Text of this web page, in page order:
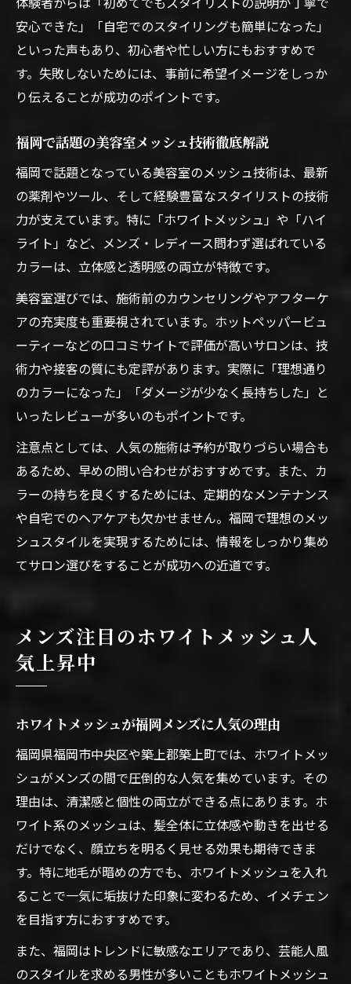
安心できた」「自宅でのスタイリングも簡単になった」
といった声もあり、初心者や忙しい方にもおすすめで
す。失敗しないためには、事前に希望イメージをしっか
り伝えることが成功のポイントです。
福岡で話題の美容室メッシュ技術徹底解説
福岡で話題となっている美容室のメッシュ技術は、最新
の薬剤やツール、そして経験豊富なスタイリストの技術
力が支えています。特に「ホワイトメッシュ」や「ハイ
ライト」など、メンズ・レディース問わず選ばれている
カラーは、立体感と透明感の両立が特徴です。
美容室選びでは、施術前のカウンセリングやアフターケ
アの充実度も重要視されています。ホットペッパービュ
ーティーなどの口コミサイトで評価が高いサロンは、技
術力や接客の質にも定評があります。実際に「理想通り
のカラーになった」「ダメージが少なく長持ちした」と
いったレビューが多いのもポイントです。
注意点としては、人気の施術は予約が取りづらい場合も
あるため、早めの問い合わせがおすすめです。また、カ
ラーの持ちを良くするためには、定期的なメンテナンス
や自宅でのヘアケアも欠かせません。福岡で理想のメッ
シュスタイルを実現するためには、情報をしっかり集め
てサロン選びをすることが成功への近道です。
メンズ注目のホワイトメッシュ人
気上昇中
ホワイトメッシュが福岡メンズに人気の理由
福岡県福岡市中央区や築上郡築上町では、ホワイトメッ
シュがメンズの間で圧倒的な人気を集めています。その
理由は、清潔感と個性の両立ができる点にあります。ホ
ワイト系のメッシュは、髪全体に立体感や動きを出せる
だけでなく、顔立ちを明るく見せる効果も期待できま
す。特に地毛が暗めの方でも、ホワイトメッシュを入れ
ることで一気に垢抜けた印象に変わるため、イメチェン
を目指す方におすすめです。
また、福岡はトレンドに敏感なエリアであり、芸能人風
のスタイルを求める男性が多いこともホワイトメッシュ